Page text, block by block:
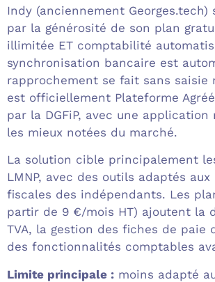
Indy (anciennement Georges.tech)
par la générosité de son plan
illimitée ET comptabilité
synchronisation bancaire est
rapprochement se fait sans saisie
est officiellement Plateforme
par la DGFiP, avec une
les mieux notées du marché.
La solution cible principalement
LMNP, avec des outils adaptés
fiscales des indépendants. Les
partir de 9 €/mois HT) ajoutent la
TVA, la gestion des fiches de paie
des fonctionnalités comptables
Limite principale : moins adapté